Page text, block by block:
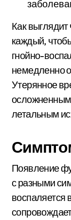
Как
каждый,
гнойно-
немедленно
Утерянное
осложненным
летальным
Появление
с разными
воспаляется